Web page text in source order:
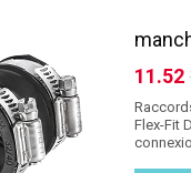
11.52
Flex-Fit